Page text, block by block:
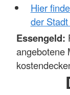
Hier
der
Essengeld:
angebotene